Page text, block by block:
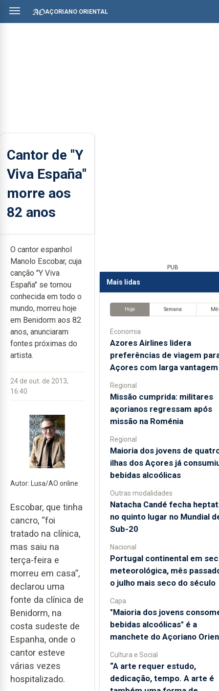
AÇORIANO ORIENTAL
Cantor de "Y
Viva España"
morre aos
82 anos
O cantor espanhol
Manolo Escobar, cuja
canção "Y Viva
España" se tornou
conhecida em todo o
mundo, morreu hoje
em Benidorm aos 82
anos, anunciaram
fontes próximas do
artista.
24 de out. de 2013,
16:40
Autor: Lusa/AO online
Escobar, que tinha
cancro, “foi
tratado na clínica,
mas saiu na
terça-feira e
morreu em casa”,
declarou uma
fonte da clínica de
Benidorm, na
costa sudeste de
Espanha, onde o
cantor esteve
várias vezes
hospitalizado.
PUB
Mais lidas
Hoje Semana
Economia
Azores Airlines lidera
preferências de viagem
Açores com larga vantagem
Regional
Missão cumprida: militares
açorianos regressam após
missão na Roménia
Regional
Maioria dos jovens de
ilhas dos Açores já
bebidas alcoólicas
Outras modalidades
Natacha Candé fecha
no quinto lugar no Mundial
Sub-20
Nacional
Portugal continental em
meteorológica, mês
o julho mais seco do século
Capa
"Maioria dos jovens
bebidas alcoólicas" é a
manchete do Açoriano
Cultura e Social
“A arte requer estudo,
dedicação, tempo. A arte é